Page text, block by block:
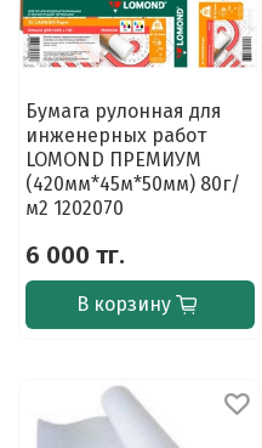
Бумага рулонная для
инженерных работ
LOMOND ПРЕМИУМ
(420мм*45м*50мм) 80г/
м2 1202070
6 000 тг.
В корзину